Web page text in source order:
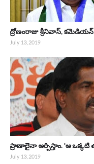
ద్రోణంరాజు శ్రీనివాస్, కమెడియన్
July 13, 2019
ప్రాణాలైనా అర్పిస్తాం. 'ఆ ఒక్కటి
July 13, 2019